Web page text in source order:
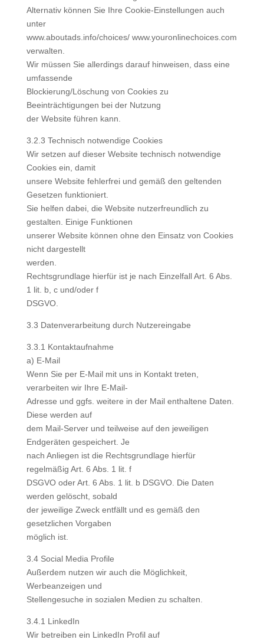
Alternativ können Sie Ihre Cookie-Einstellungen auch
unter
www.aboutads.info/choices/ www.youronlinechoices.com
verwalten.
Wir müssen Sie allerdings darauf hinweisen, dass eine
umfassende
Blockierung/Löschung von Cookies zu
Beeinträchtigungen bei der Nutzung
der Website führen kann.
3.2.3 Technisch notwendige Cookies
Wir setzen auf dieser Website technisch notwendige
Cookies ein, damit
unsere Website fehlerfrei und gemäß den geltenden
Gesetzen funktioniert.
Sie helfen dabei, die Website nutzerfreundlich zu
gestalten. Einige Funktionen
unserer Website können ohne den Einsatz von Cookies
nicht dargestellt
werden.
Rechtsgrundlage hierfür ist je nach Einzelfall Art. 6 Abs.
1 lit. b, c und/oder f
DSGVO.
3.3 Datenverarbeitung durch Nutzereingabe
3.3.1 Kontaktaufnahme
a) E-Mail
Wenn Sie per E-Mail mit uns in Kontakt treten,
verarbeiten wir Ihre E-Mail-
Adresse und ggfs. weitere in der Mail enthaltene Daten.
Diese werden auf
dem Mail-Server und teilweise auf den jeweiligen
Endgeräten gespeichert. Je
nach Anliegen ist die Rechtsgrundlage hierfür
regelmäßig Art. 6 Abs. 1 lit. f
DSGVO oder Art. 6 Abs. 1 lit. b DSGVO. Die Daten
werden gelöscht, sobald
der jeweilige Zweck entfällt und es gemäß den
gesetzlichen Vorgaben
möglich ist.
3.4 Social Media Profile
Außerdem nutzen wir auch die Möglichkeit,
Werbeanzeigen und
Stellengesuche in sozialen Medien zu schalten.
3.4.1 LinkedIn
Wir betreiben ein LinkedIn Profil auf